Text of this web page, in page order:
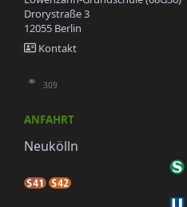
Drorystraße 3
12055 Berlin
Kontakt
309
ANFAHRT
Neukölln